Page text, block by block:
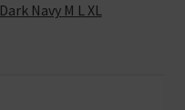
Navy M L XL